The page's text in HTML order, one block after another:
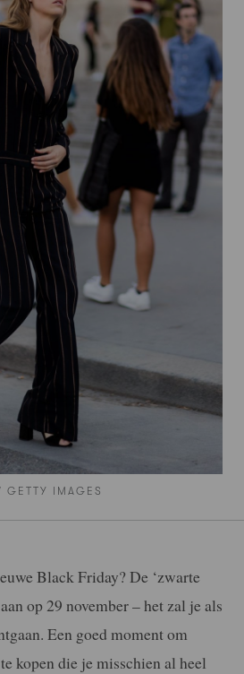
IMAGES
Black Friday? De ‘zwarte
op 29 november – het zal je als
Een goed moment om
kopen die je misschien al heel